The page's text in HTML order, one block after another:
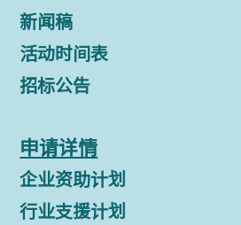
新闻稿
活动时间表
招标公告
申请详情
企业资助计划
行业支援计划